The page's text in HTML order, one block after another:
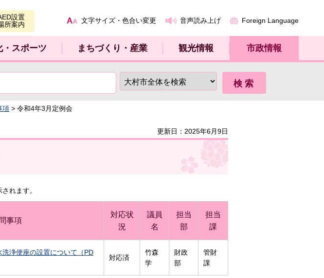
設置
所案内
文字サイズ・色合い変更 音声読み上げ Foreign Language
・スポーツ まちづくり・産業 観光情報 市政情報
項 > 令和4年3月定例会
更新日：2025年6月9日
れます。
事項
対応状
況
議員
名
担当
部
担当
課
浄便座の設置について（PD
対応済
竹森
学
財政
部
管財
課